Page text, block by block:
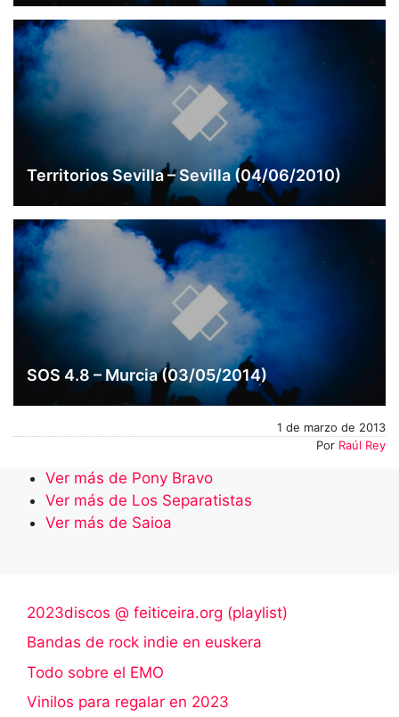
Territorios Sevilla – Sevilla (04/06/2010)
SOS 4.8 – Murcia (03/05/2014)
1 de marzo de 2013
Por Raúl Rey
Ver más de Pony Bravo
Ver más de Los Separatistas
Ver más de Saioa
2023discos @ feiticeira.org (playlist)
Bandas de rock indie en euskera
Todo sobre el EMO
Vinilos para regalar en 2023